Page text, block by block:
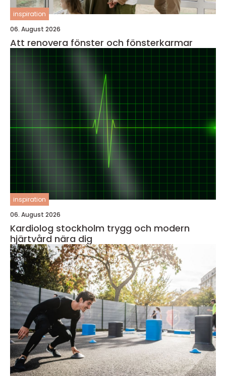
inspiration
06. August 2026
Att renovera fönster och fönsterkarmar
inspiration
06. August 2026
Kardiolog stockholm trygg och modern
hjärtvård nära dig